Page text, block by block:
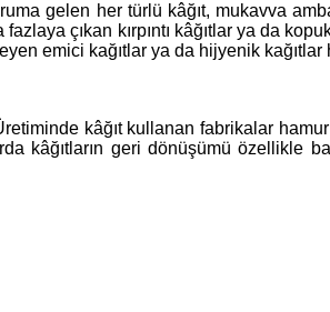
gelen her türlü kâğıt, mukavva
çıkan kırpıntı kâğıtlar ya da
emici kağıtlar ya da hijyenik
kâğıt kullanan fabrikalar
kâğıtların geri dönüşümü özellikle